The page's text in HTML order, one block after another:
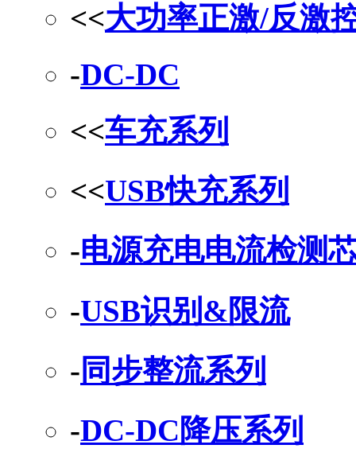
<<大功率正激/反激
-DC-DC
<<车充系列
<<USB快充系列
-电源充电电流检测
-USB识别&限流
- 同步整流系列
-DC-DC降压系列